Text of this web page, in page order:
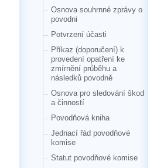
Osnova souhrnné zprávy o
povodni
Potvrzení účasti
Příkaz (doporučení) k
provedení opatření ke
zmírnění průběhu a
následků povodně
Osnova pro sledování škod
a činností
Povodňová kniha
Jednací řád povodňové
komise
Statut povodňové komise